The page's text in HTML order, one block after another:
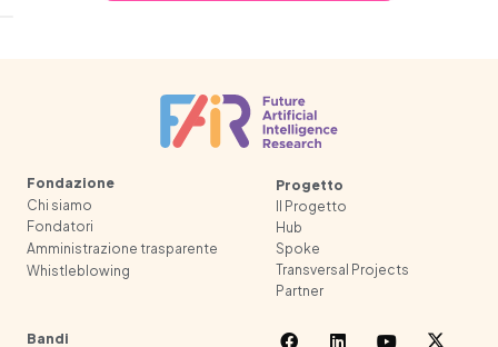
Fondazione
Chi siamo
Fondatori
Amministrazione trasparente
Whistleblowing
Progetto
Il Progetto
Hub
Spoke
Transversal Projects
Partner
Bandi